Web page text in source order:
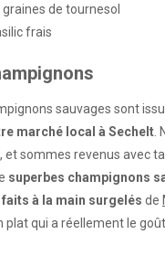
graines de tournesol
frais
sauvages sont
marché local à Sechelt
et sommes revenus avec
superbes champignons
à la main surgelés de
plat qui a réellement le